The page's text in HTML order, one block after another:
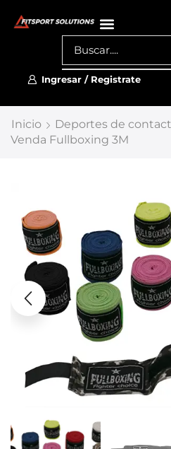
Ingresar / Registrate
Inicio Deportes de
Venda Fullboxing 3M